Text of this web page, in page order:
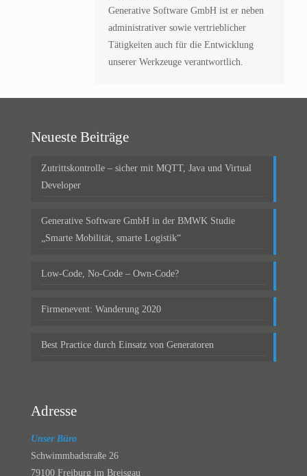
Generative Software GmbH ist er neben
administrativer sowie vertrieblicher
Tätigkeiten auch für die Entwicklung
unserer Werkzeuge verantwortlich.
Neueste Beiträge
Zutrittskontrolle – sicher mit MQTT, Java und Virtual
Developer
Generative Software GmbH in der BMWK Studie
„Smarte Mobilität, smarte Logistik“
Low-Code, No-Code – Own-Code?
Firmenevent: Wanderung 2020
Best Practice durch Einsatz von Generatoren
Adresse
Unser Büro
Schwimmbadstraße 26
79100 Freiburg im Breisgau